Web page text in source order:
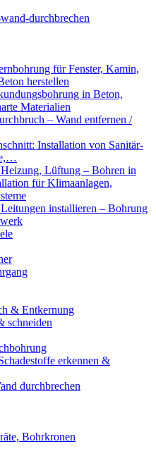
durchbrechen
für Fenster, Kamin,
herstellen
in Beton,
Materialien
– Wand entfernen /
Installation von Sanitär-
Lüftung – Bohren in
für Klimaanlagen,
installieren – Bohrung
& Entkernung
schneiden
erkennen &
durchbrechen
Bohrkronen